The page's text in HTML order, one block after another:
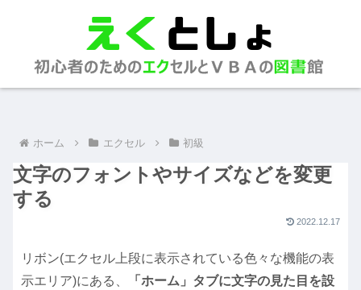
ホーム エクセル 初級
文字のフォントやサイズなどを変更
する
2022.12.17
リボン(エクセル上段に表示されている色々な機能の表
示エリア)にある、
「ホーム」タブに文字の見た目を設